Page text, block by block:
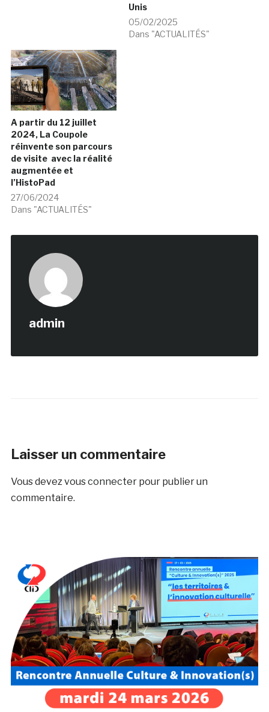
Unis
05/02/2025
Dans "ACTUALITÉS"
A partir du 12 juillet
2024, La Coupole
réinvente son parcours
de visite avec la réalité
augmentée et
l’HistoPad
27/06/2024
Dans "ACTUALITÉS"
admin
Laisser un commentaire
Vous devezvous connecterpour publier un
commentaire.